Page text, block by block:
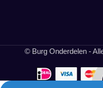
© Burg Onderdelen -